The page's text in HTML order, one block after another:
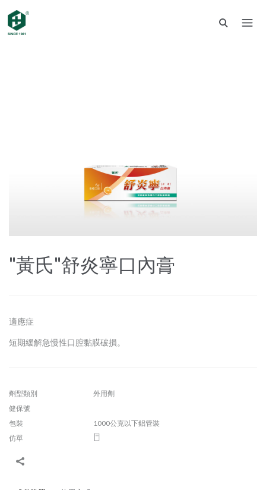
"黃氏"舒炎寧口內膏
適應症
短期緩解急慢性口腔黏膜破損。
劑型類別
外用劑
健保號
包裝
1000公克以下鋁管裝
仿單